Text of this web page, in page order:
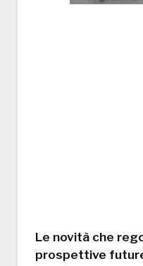
Le novità che
prospettive